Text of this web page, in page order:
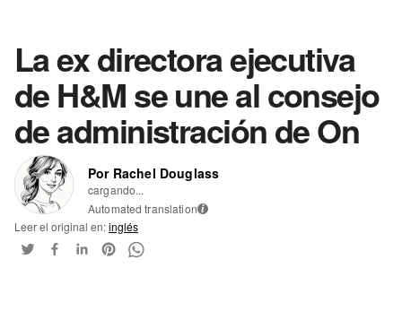
La ex directora ejecutiva
de H&M se une al consejo
de administración de On
Por Rachel Douglass
cargando...
Automated translation i
Leer el original en:inglés